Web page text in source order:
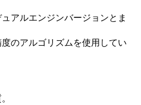
アルエンジンバージョンとま
のアルゴリズムを使用してい